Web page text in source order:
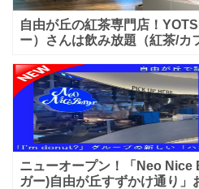
自由が丘の紅茶専門店！
ー）さんは飲み放題（紅茶/カ
ニューオープン！「Neo
ガー)自由が丘すずかけ通り」